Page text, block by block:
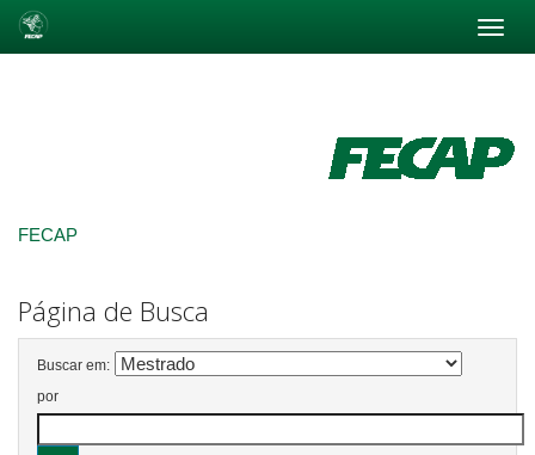
FECAP
Página de Busca
Buscar em:
por